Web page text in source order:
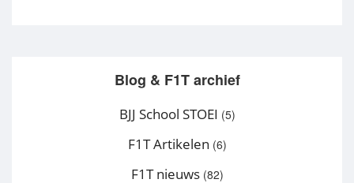
Blog & F1T archief
BJJ School STOEI (5)
F1T Artikelen (6)
F1T nieuws(82)